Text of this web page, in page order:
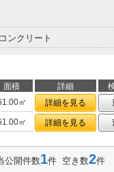
ンクリート
面積 詳細
㎡ 詳細を見る
㎡ 詳細を見る
公開件数1件 空き数2件